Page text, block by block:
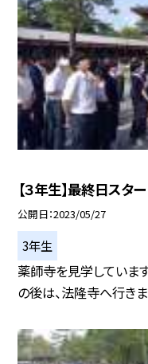
【３年生】最終日スタ
公開日 2023/05/27
3年生
薬師寺を見学していま
の後は、法隆寺へ行きま